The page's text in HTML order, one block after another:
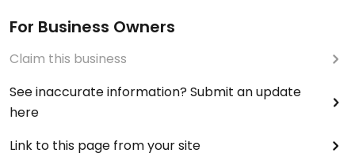
For Business Owners
Claim this business
See inaccurate information? Submit an update
here
Link to this page from your site